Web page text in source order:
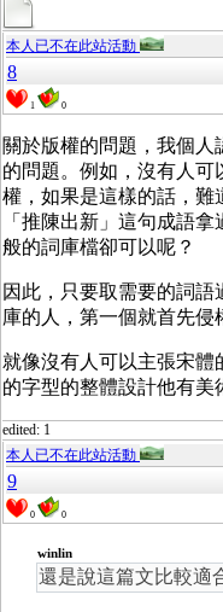
本人已不在此站活動
8
1 0
關於版權的問題，我個
的問題。例如，沒有人
權，如果是這樣的話，難
「推陳出新」這句成語
般的詞庫檔卻可以呢？
因此，只要取需要的詞
庫的人，第一個就首先侵
就像沒有人可以主張宋體
的字型的整體設計他有美
edited: 1
本人已不在此站活動
9
0 0
winlin
還是說這篇文比較適